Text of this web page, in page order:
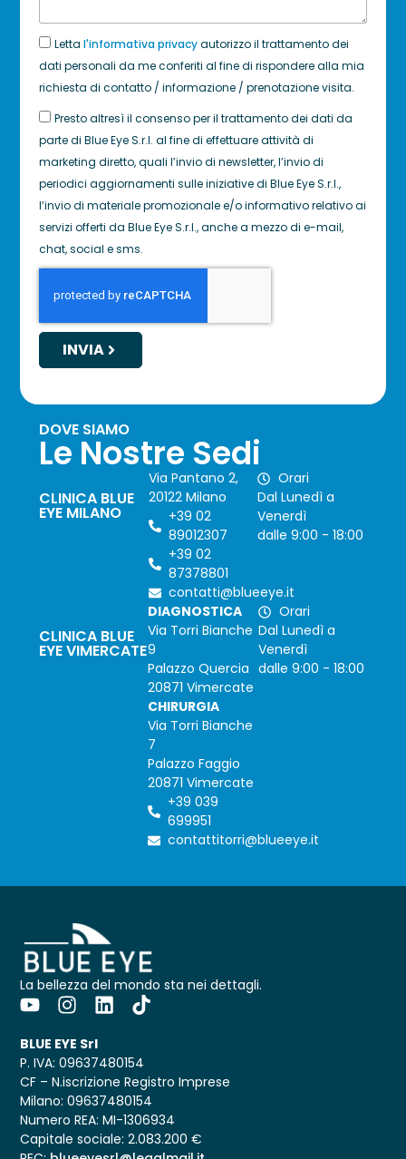
Letta l'informativa privacyautorizzo il trattamento dei
dati personali da me conferiti al fine di rispondere alla mia
richiesta di contatto / informazione / prenotazione visita.
Presto altresì il consenso per il trattamento dei dati da
parte di Blue Eye S.r.l. al fine di effettuare attività di
marketing diretto, quali l’invio di newsletter, l’invio di
periodici aggiornamenti sulle iniziative di Blue Eye S.r.l.,
l’invio di materiale promozionale e/o informativo relativo ai
servizi offerti da Blue Eye S.r.l., anche a mezzo di e-mail,
chat, social e sms.
INVIA
DOVE SIAMO
Le Nostre Sedi
CLINICA BLUE
EYE MILANO
Via Pantano 2,
20122 Milano
+39 02
89012307
+39 02
87378801
contatti@blueeye.it
Orari
Dal Lunedì a
Venerdì
dalle 9:00 - 18:00
CLINICA BLUE
EYE VIMERCATE
DIAGNOSTICA
Via Torri Bianche
9
Palazzo Quercia
20871 Vimercate
CHIRURGIA
Via Torri Bianche
7
Palazzo Faggio
20871 Vimercate
+39 039
699951
contattitorri@blueeye.it
Orari
Dal Lunedì a
Venerdì
dalle 9:00 - 18:00
La bellezza del mondo sta nei dettagli.
BLUE EYE Srl
P. IVA: 09637480154
CF – N.iscrizione Registro Imprese
Milano: 09637480154
Numero REA: MI-1306934
Capitale sociale: 2.083.200 €